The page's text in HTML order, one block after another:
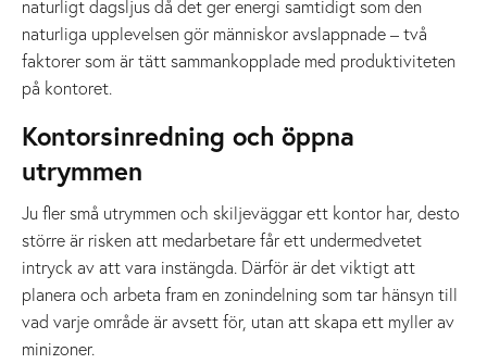
naturligt dagsljus då det ger energi samtidigt som den
naturliga upplevelsen gör människor avslappnade – två
faktorer som är tätt sammankopplade med produktiviteten
på kontoret.
Kontorsinredning och öppna
utrymmen
Ju fler små utrymmen och skiljeväggar ett kontor har, desto
större är risken att medarbetare får ett undermedvetet
intryck av att vara instängda. Därför är det viktigt att
planera och arbeta fram en zonindelning som tar hänsyn till
vad varje område är avsett för, utan att skapa ett myller av
minizoner.